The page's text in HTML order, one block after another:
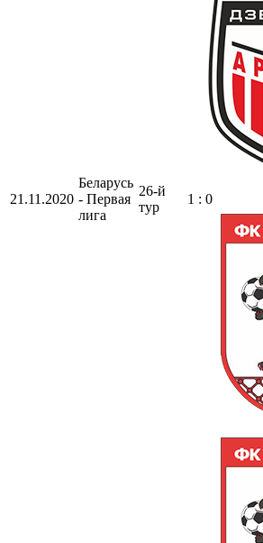
21.11.2020
Беларусь
- Первая
лига
26-й
тур
1 : 0